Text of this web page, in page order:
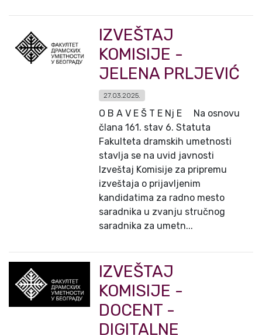
IZVEŠTAJ
KOMISIJE -
JELENA PRLJEVIĆ
27.03.2025.
O B A V E Š T E Nj E Na osnovu
člana 161. stav 6. Statuta
Fakulteta dramskih umetnosti
stavlja se na uvid javnosti
Izveštaj Komisije za pripremu
izveštaja o prijavljenim
kandidatima za radno mesto
saradnika u zvanju stručnog
saradnika za umetn...
IZVEŠTAJ
KOMISIJE -
DOCENT -
DIGITALNE